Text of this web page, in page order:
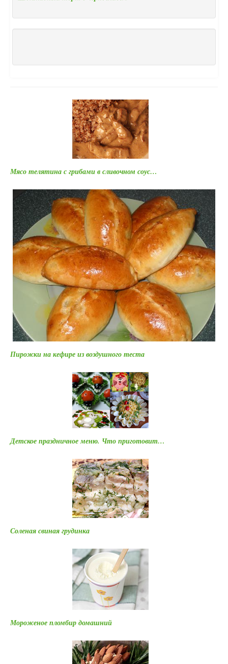
Мясо телятина с грибами в сливочном соус…
Пирожки на кефире из воздушного теста
Детское праздничное меню. Что приготовит…
Соленая свиная грудинка
Мороженое пломбир домашний